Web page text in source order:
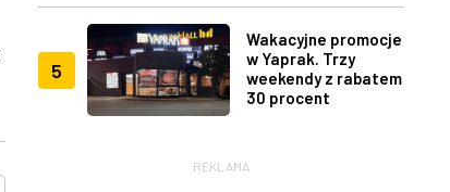
5
Wakacyjne promocje
w Yaprak. Trzy
weekendy z rabatem
30 procent
REKLAMA